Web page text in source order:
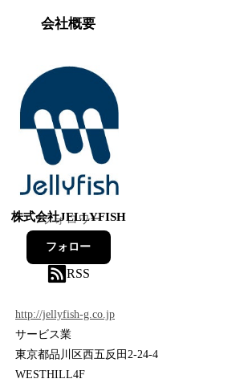
会社概要
株式会社JELLYFISH
7フォロワー
フォロー
RSS
http://jellyfish-g.co.jp
サービス業
東京都品川区西五反田2-24-4
WESTHILL4F